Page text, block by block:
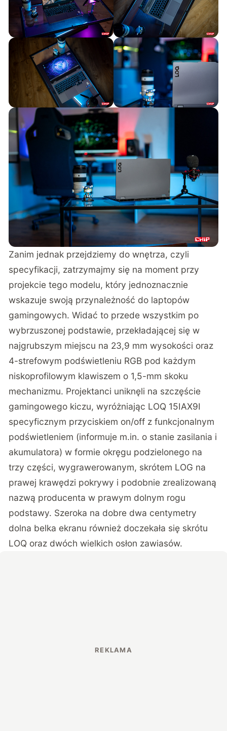
Zanim jednak przejdziemy do wnętrza, czyli
specyfikacji, zatrzymajmy się na moment przy
projekcie tego modelu, który jednoznacznie
wskazuje swoją przynależność do laptopów
gamingowych. Widać to przede wszystkim po
wybrzuszonej podstawie, przekładającej się w
najgrubszym miejscu na 23,9 mm wysokości oraz
4-strefowym podświetleniu RGB pod każdym
niskoprofilowym klawiszem o 1,5-mm skoku
mechanizmu. Projektanci uniknęli na szczęście
gamingowego kiczu, wyróżniając LOQ 15IAX9I
specyficznym przyciskiem on/off z funkcjonalnym
podświetleniem (informuje m.in. o stanie zasilania i
akumulatora) w formie okręgu podzielonego na
trzy części, wygrawerowanym, skrótem LOG na
prawej krawędzi pokrywy i podobnie zrealizowaną
nazwą producenta w prawym dolnym rogu
podstawy. Szeroka na dobre dwa centymetry
dolna belka ekranu również doczekała się skrótu
LOQ oraz dwóch wielkich osłon zawiasów.